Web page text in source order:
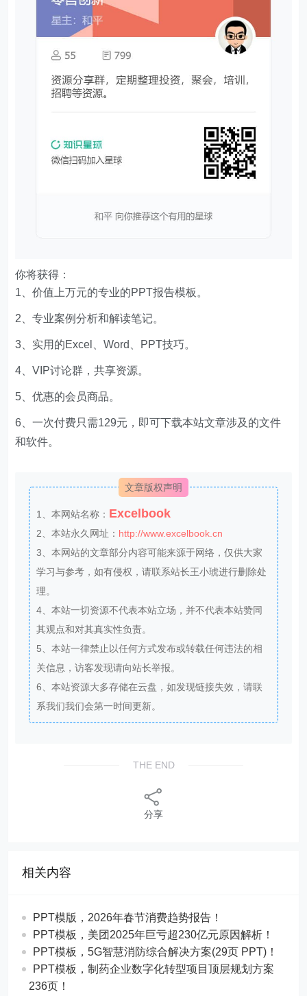
你将获得：
1、价值上万元的专业的PPT报告模板。
2、专业案例分析和解读笔记。
3、实用的Excel、Word、PPT技巧。
4、VIP讨论群，共享资源。
5、优惠的会员商品。
6、一次付费只需129元，即可下载本站文章涉及的文件
和软件。
文章版权声明
1、本网站名称： Excelbook
2、本站永久网址： http://www.excelbook.cn
3、本网站的文章部分内容可能来源于网络，仅供大家
学习与参考，如有侵权，请联系站长王小琥进行删除处
理。
4、本站一切资源不代表本站立场，并不代表本站赞同
其观点和对其真实性负责。
5、本站一律禁止以任何方式发布或转载任何违法的相
关信息，访客发现请向站长举报。
6、本站资源大多存储在云盘，如发现链接失效，请联
系我们我们会第一时间更新。
THE END
分享
相关内容
PPT模版，2026年春节消费趋势报告！
PPT模板，美团2025年巨亏超230亿元原因解析！
PPT模板，5G智慧消防综合解决方案(29页 PPT)！
PPT模板，制药企业数字化转型项目顶层规划方案
236页！